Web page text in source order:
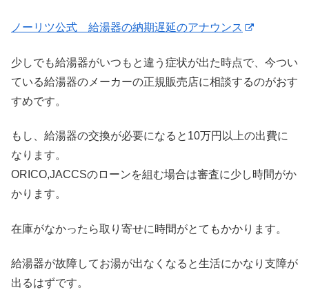
ノーリツ公式 給湯器の納期遅延のアナウンス
少しでも給湯器がいつもと違う症状が出た時点で、今つい
ている給湯器のメーカーの正規販売店に相談するのがおす
すめです。
もし、給湯器の交換が必要になると10万円以上の出費に
なります。
ORICO,JACCSのローンを組む場合は審査に少し時間がか
かります。
在庫がなかったら取り寄せに時間がとてもかかります。
給湯器が故障してお湯が出なくなると生活にかなり支障が
出るはずです。